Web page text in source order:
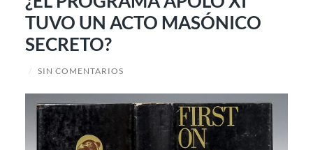
TUVO UN ACTO MASÓNICO
SECRETO?
/ SIN COMENTARIOS